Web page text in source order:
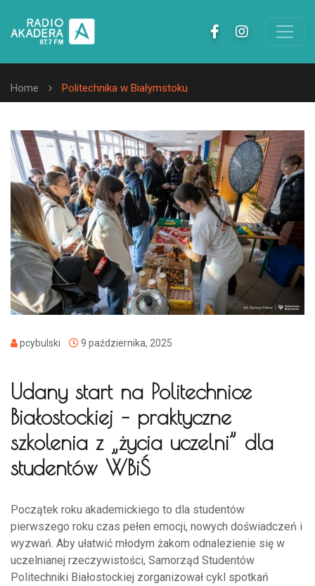
Home Politechnika w Białymstoku
pcybulski 9 października, 2025
Udany start na Politechnice
Białostockiej – praktyczne
szkolenia z „życia uczelni” dla
studentów WBiŚ
Początek roku akademickiego to dla studentów
pierwszego roku czas pełen emocji, nowych doświadczeń i
wyzwań. Aby ułatwić młodym żakom odnalezienie się w
uczelnianej rzeczywistości, Samorząd Studentów
Politechniki Białostockiej zorganizował cykl spotkań